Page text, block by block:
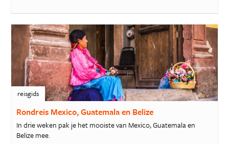
reisgids
Rondreis Mexico, Guatemala en Belize
In drie weken pak je het mooiste van Mexico, Guatemala en
Belize mee.